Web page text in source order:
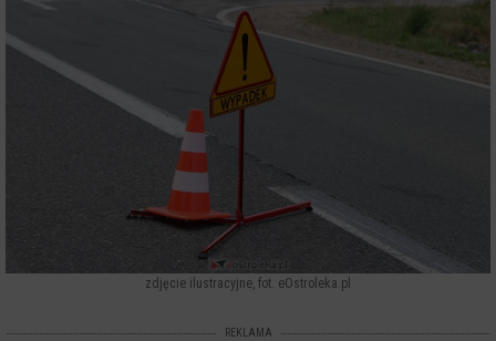
zdjęcie ilustracyjne, fot. eOstroleka.pl
REKLAMA